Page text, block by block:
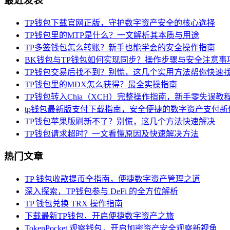
TP钱包下载官网正版，守护数字资产安全的核心选择
TP钱包里的MTP是什么？一文解析其本质与用途
TP多签钱包怎么转账？新手也能学会的安全操作指南
BK钱包与TP钱包如何实现同步？操作步骤与安全注意事
TP钱包交易后找不到？别慌，这几个实用方法帮你快速
TP钱包里的MDX怎么获得？最全实操指南
TP钱包转入Chia（XCH）完整操作指南，新手零失误教
tp钱包最新版支付下载指南，安全便捷的数字资产支付新
TP钱包苹果版刷新不了？别慌，这几个方法快速解决
TP钱包请求超时？一文看懂原因及快速解决方法
热门文章
TP 钱包收款提币全指南，便捷数字资产管理之道
深入探索，TP钱包参与 DeFi 的全方位解析
TP 钱包兑换 TRX 操作指南
下载最新TP钱包，开启便捷数字资产之旅